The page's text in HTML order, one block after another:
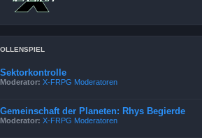
Sektorkontrolle
Moderator: X-FRPG Moderatoren
Gemeinschaft der Planeten: Rhys Begierde
Moderator: X-FRPG Moderatoren